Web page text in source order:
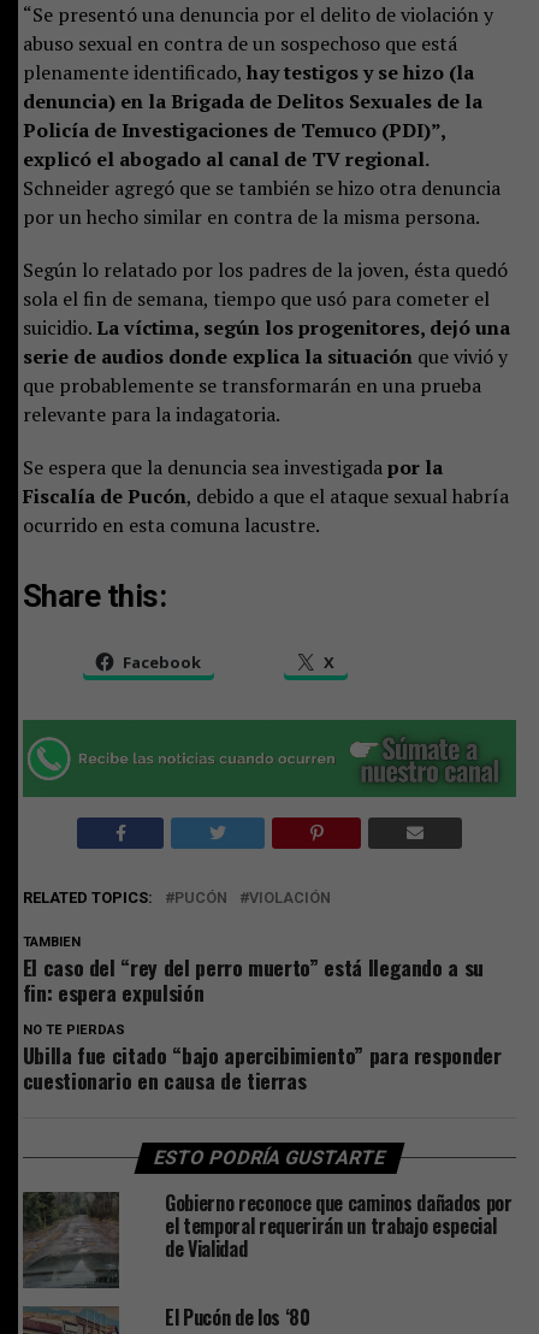
“Se presentó una denuncia por el delito de violación y
abuso sexual en contra de un sospechoso que está
plenamente identificado, hay testigos y se hizo (la
denuncia) en la Brigada de Delitos Sexuales de la
Policía de Investigaciones de Temuco (PDI)”,
explicó el abogado al canal de TV regional.
Schneider agregó que se también se hizo otra denuncia
por un hecho similar en contra de la misma persona.
Según lo relatado por los padres de la joven, ésta quedó
sola el fin de semana, tiempo que usó para cometer el
suicidio. La víctima, según los progenitores, dejó una
serie de audios donde explica la situaciónque vivió y
que probablemente se transformarán en una prueba
relevante para la indagatoria.
Se espera que la denuncia sea investigadapor la
Fiscalía de Pucón, debido a que el ataque sexual habría
ocurrido en esta comuna lacustre.
Share this:
Facebook X
RELATED TOPICS: PUCÓN VIOLACIÓN
TAMBIEN
El caso del “rey del perro muerto” está llegando a su
fin: espera expulsión
NO TE PIERDAS
Ubilla fue citado “bajo apercibimiento” para responder
cuestionario en causa de tierras
ESTO PODRÍA GUSTARTE
Gobierno reconoce que caminos dañados por
el temporal requerirán un trabajo especial
de Vialidad
El Pucón de los ‘80